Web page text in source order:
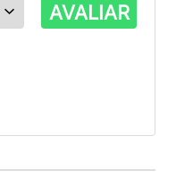
AVALIAR